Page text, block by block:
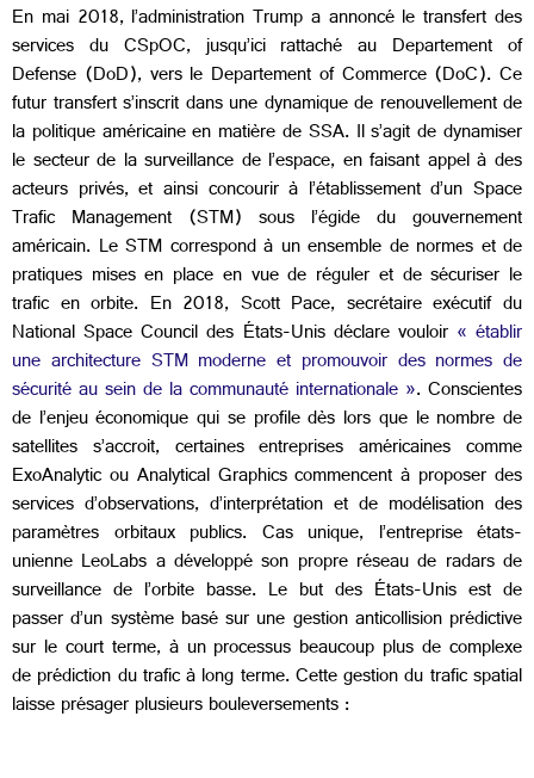
En mai 2018, l’administration Trump a annoncé le transfert des
services du CSpOC, jusqu’ici rattaché au Departement of
Defense (DoD), vers le Departement of Commerce (DoC). Ce
futur transfert s’inscrit dans une dynamique de renouvellement de
la politique américaine en matière de SSA. Il s’agit de dynamiser
le secteur de la surveillance de l’espace, en faisant appel à des
acteurs privés, et ainsi concourir à l’établissement d’un Space
Trafic Management (STM) sous l’égide du gouvernement
américain. Le STM correspond à un ensemble de normes et de
pratiques mises en place en vue de réguler et de sécuriser le
trafic en orbite. En 2018, Scott Pace, secrétaire exécutif du
National Space Council des États-Unis déclare vouloir « établir
une architecture STM moderne et promouvoir des normes de
sécurité au sein de la communauté internationale ». Conscientes
de l’enjeu économique qui se profile dès lors que le nombre de
satellites s’accroit, certaines entreprises américaines comme
ExoAnalytic ou Analytical Graphics commencent à proposer des
services d’observations, d’interprétation et de modélisation des
paramètres orbitaux publics. Cas unique, l’entreprise états-
unienne LeoLabs a développé son propre réseau de radars de
surveillance de l’orbite basse. Le but des États-Unis est de
passer d’un système basé sur une gestion anticollision prédictive
sur le court terme, à un processus beaucoup plus de complexe
de prédiction du trafic à long terme. Cette gestion du trafic spatial
laisse présager plusieurs bouleversements :